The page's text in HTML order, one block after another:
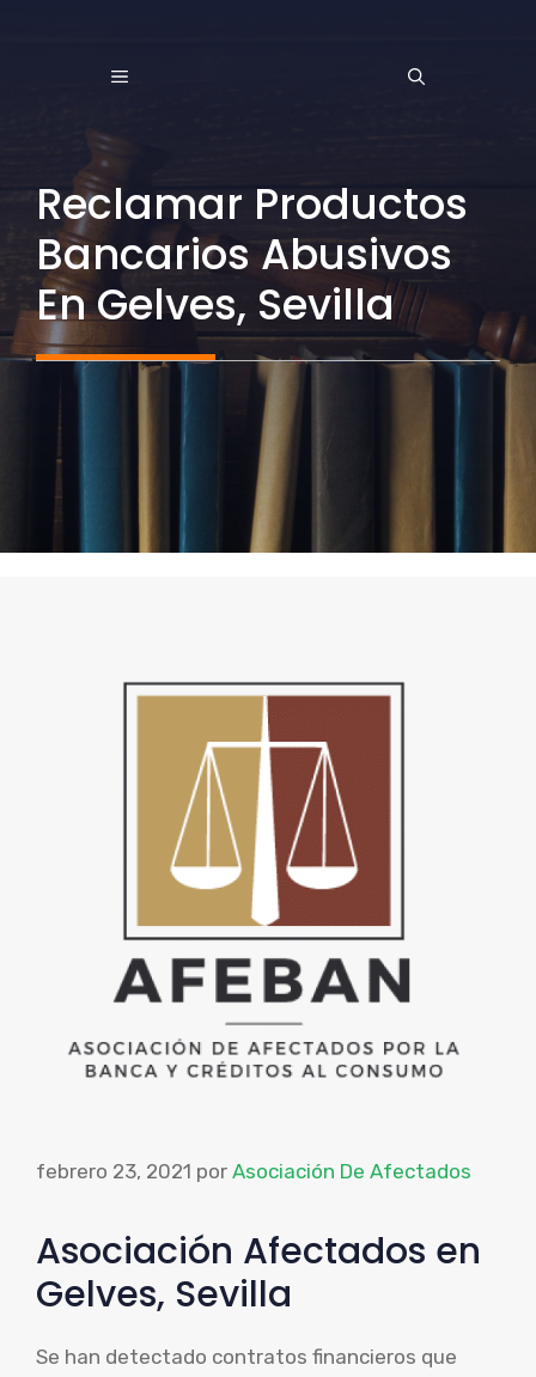
MENÚ
Reclamar Productos
Bancarios Abusivos
En Gelves, Sevilla
febrero 23, 2021 por Asociación De Afectados
Asociación Afectados en
Gelves, Sevilla
Se han detectado contratos financieros que